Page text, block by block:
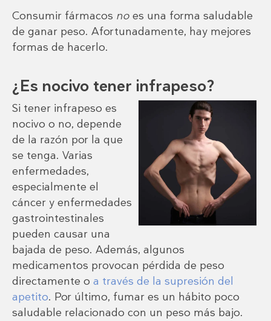
Consumir fármacos no es una forma saludable
de ganar peso. Afortunadamente, hay mejores
formas de hacerlo.
¿Es nocivo tener infrapeso?
Si tener infrapeso es
nocivo o no, depende
de la razón por la que
se tenga. Varias
enfermedades,
especialmente el
cáncer y enfermedades
gastrointestinales
pueden causar una
bajada de peso. Además, algunos
medicamentos provocan pérdida de peso
directamente o a través de la supresión del
apetito. Por último, fumar es un hábito poco
saludable relacionado con un peso más bajo.